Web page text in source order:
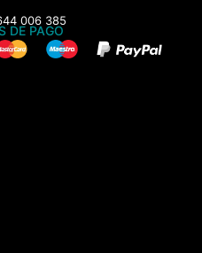
006 385
DE PAGO